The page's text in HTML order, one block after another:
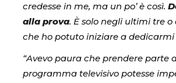
credesse in me, ma un po’ è così.
alla prova. È solo negli ultimi tre
che ho potuto iniziare a dedicarmi
“Avevo paura che prendere parte
programma televisivo potesse